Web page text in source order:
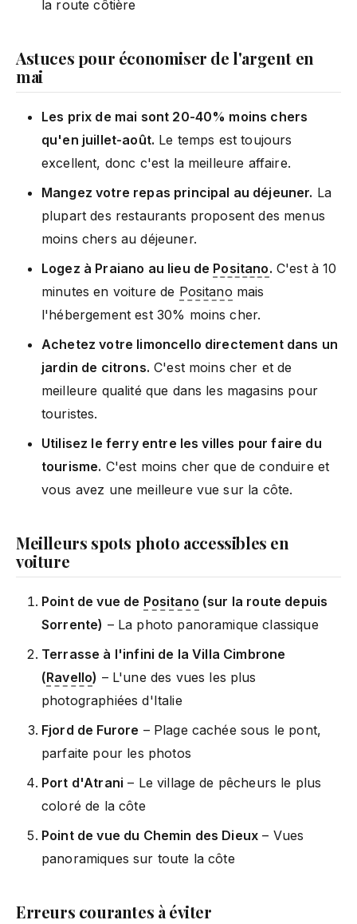
la route côtière
Astuces pour économiser de l'argent en
mai
Les prix de mai sont 20-40% moins chers
qu'en juillet-août. Le temps est toujours
excellent, donc c'est la meilleure affaire.
Mangez votre repas principal au déjeuner. La
plupart des restaurants proposent des menus
moins chers au déjeuner.
Logez à Praiano au lieu de Positano. C'est à 10
minutes en voiture de Positano mais
l'hébergement est 30% moins cher.
Achetez votre limoncello directement dans un
jardin de citrons. C'est moins cher et de
meilleure qualité que dans les magasins pour
touristes.
Utilisez le ferry entre les villes pour faire du
tourisme. C'est moins cher que de conduire et
vous avez une meilleure vue sur la côte.
Meilleurs spots photo accessibles en
voiture
Point de vue de Positano (sur la route depuis
Sorrente) – La photo panoramique classique
Terrasse à l'infini de la Villa Cimbrone
(Ravello) – L'une des vues les plus
photographiées d'Italie
Fjord de Furore – Plage cachée sous le pont,
parfaite pour les photos
Port d'Atrani – Le village de pêcheurs le plus
coloré de la côte
Point de vue du Chemin des Dieux – Vues
panoramiques sur toute la côte
Erreurs courantes à éviter